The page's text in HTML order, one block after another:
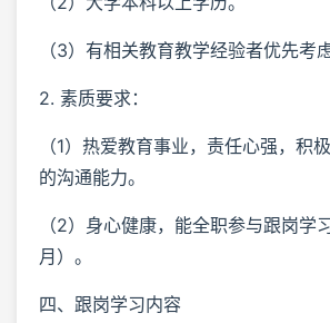
（3）有相关教育教学经验者优先考虑
2. 素质要求：
（1）热爱教育事业，责任心强，积
的沟通能力。
（2）身心健康，能全职参与跟岗学
月）。
四、跟岗学习内容